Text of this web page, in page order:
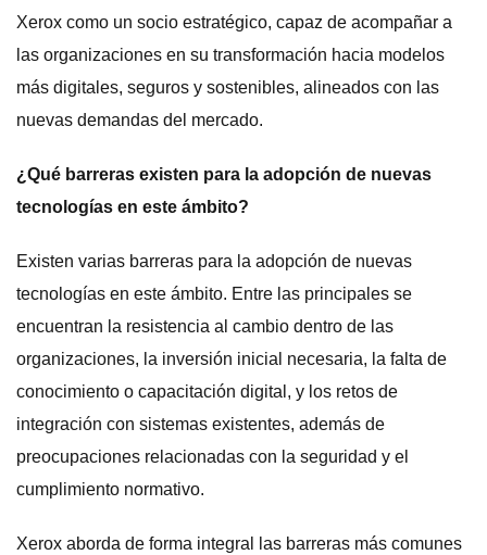
Xerox como un socio estratégico, capaz de acompañar a
las organizaciones en su transformación hacia modelos
más digitales, seguros y sostenibles, alineados con las
nuevas demandas del mercado.
¿Qué barreras existen para la adopción de nuevas
tecnologías en este ámbito?
Existen varias barreras para la adopción de nuevas
tecnologías en este ámbito. Entre las principales se
encuentran la resistencia al cambio dentro de las
organizaciones, la inversión inicial necesaria, la falta de
conocimiento o capacitación digital, y los retos de
integración con sistemas existentes, además de
preocupaciones relacionadas con la seguridad y el
cumplimiento normativo.
Xerox aborda de forma integral las barreras más comunes